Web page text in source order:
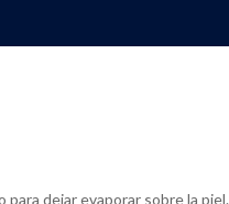
dejar evaporar sobre la piel.